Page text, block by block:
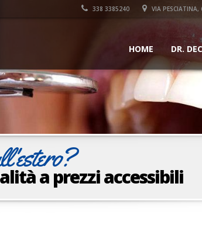
338 3385240 VIA PESCIATINA,
HOME DR.
a prezzi accessibili